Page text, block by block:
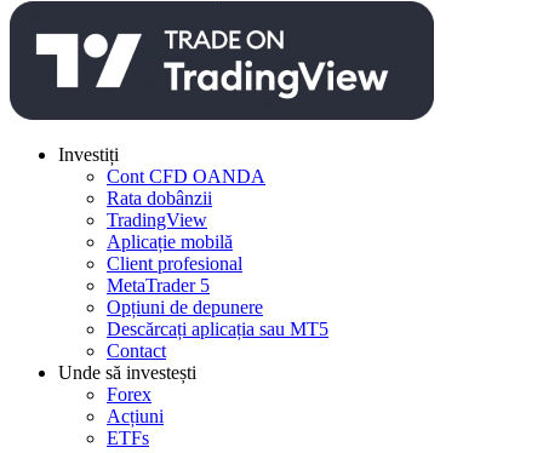
Investiți
Cont CFD OANDA
Rata dobânzii
TradingView
Aplicație mobilă
Client profesional
MetaTrader 5
Opțiuni de depunere
Descărcați aplicația sau MT5
Contact
Unde să investești
Forex
Acțiuni
ETFs